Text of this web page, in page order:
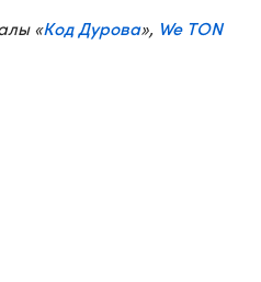
«Код Дурова», We TON